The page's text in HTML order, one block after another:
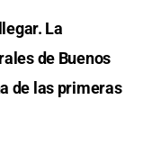
La
de Buenos
de las primeras